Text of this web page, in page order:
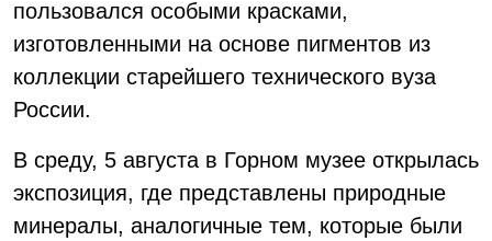
пользовался особыми красками,
изготовленными на основе пигментов из
коллекции старейшего технического вуза
России.
В среду, 5 августа в Горном музее открылась
экспозиция, где представлены природные
минералы, аналогичные тем, которые были